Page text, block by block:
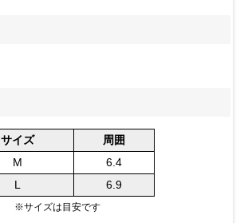
サイズ
周囲
M
6.4
L
6.9
※サイズは目安です